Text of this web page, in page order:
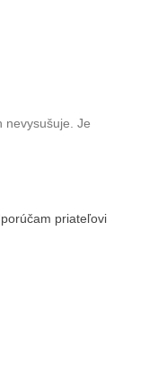
nevysušuje. Je
priateľovi